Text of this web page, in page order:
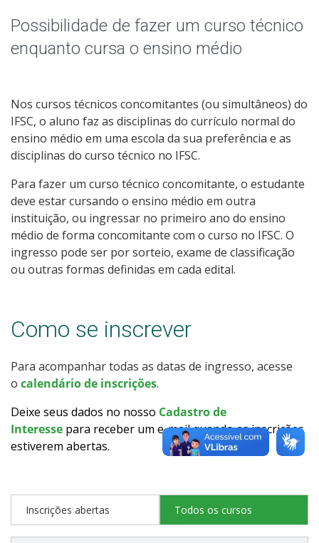
Educação a Distância
Todos os cursos
Processo de Inscrição
Resultados
Como posso estudar no IFSC?
Calendário de inscrições
Processos Seletivos
Cotas
Orientações para Matrícula
Possibilidade de fazer um curso técnico
enquanto cursa o ensino médio
Nos cursos técnicos concomitantes (ou simultâneos) do
IFSC, o aluno faz as disciplinas do currículo normal do
ensino médio em uma escola da sua preferência e as
disciplinas do curso técnico no IFSC.
Para fazer um curso técnico concomitante, o estudante
deve estar cursando o ensino médio em outra
instituição, ou ingressar no primeiro ano do ensino
médio de forma concomitante com o curso no IFSC. O
ingresso pode ser por sorteio, exame de classificação
ou outras formas definidas em cada edital.
Como se inscrever
Para acompanhar todas as datas de ingresso, acesse
o calendário de inscrições.
Deixe seus dados no nosso Cadastro de
Interesse para receber um e-mail quando as inscrições
estiverem abertas.
Inscrições abertas Todos os cursos